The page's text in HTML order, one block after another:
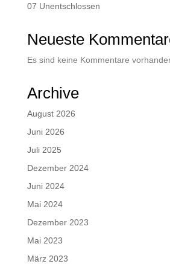
07 Unentschlossen
Neueste
Es sind keine Kommentare
Archive
August 2026
Juni 2026
Juli 2025
Dezember 2024
Juni 2024
Mai 2024
Dezember 2023
Mai 2023
März 2023